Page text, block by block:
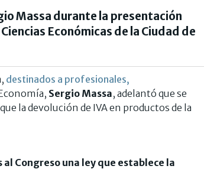
Massa durante la presentación
Económicas de la Ciudad de
destinados a profesionales,
Sergio Massa, adelantó que se
la devolución de IVA en productos de la
Congreso una ley que establece la